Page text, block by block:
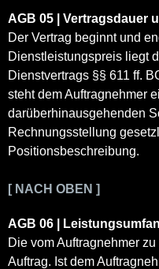
AGB 05 | Vertragsdauer
Der Vertrag beginnt und
Dienstleistungspreis liegt
Dienstvertrags §§ 611 ff.
steht dem Auftragnehmer
darüberhinausgehenden
Rechnungsstellung
Positionsbeschreibung.
[ NACH OBEN ]
AGB 06 |
Die vom Auftragnehmer
Auftrag. Ist dem